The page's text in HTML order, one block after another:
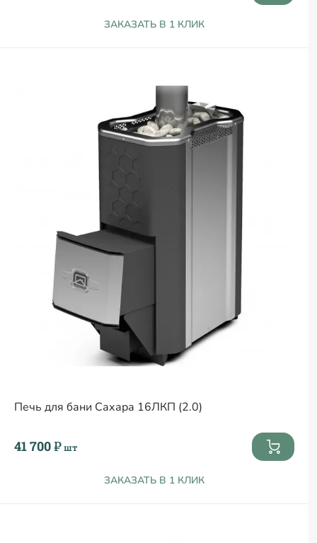
ЗАКАЗАТЬ В 1 КЛИК
Печь для бани Сахара 16ЛКП (2.0)
41 700 ₽шт
ЗАКАЗАТЬ В 1 КЛИК